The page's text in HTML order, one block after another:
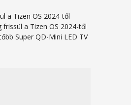
a Tizen OS 2024-től
frissül a Tizen OS 2024-től
Super QD-Mini LED TV